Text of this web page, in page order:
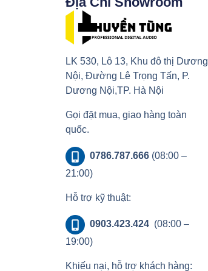
LK 530, Lô 13, Khu đô thị Dương
Nội, Đường Lê Trọng Tấn, P.
Dương Nội,TP. Hà Nội
Gọi đặt mua, giao hàng toàn
quốc.
0786.787.666(08:00 –
21:00)
Hỗ trợ kỹ thuật:
0903.423.424 (08:00 –
19:00)
Khiếu nại, hỗ trợ khách hàng: